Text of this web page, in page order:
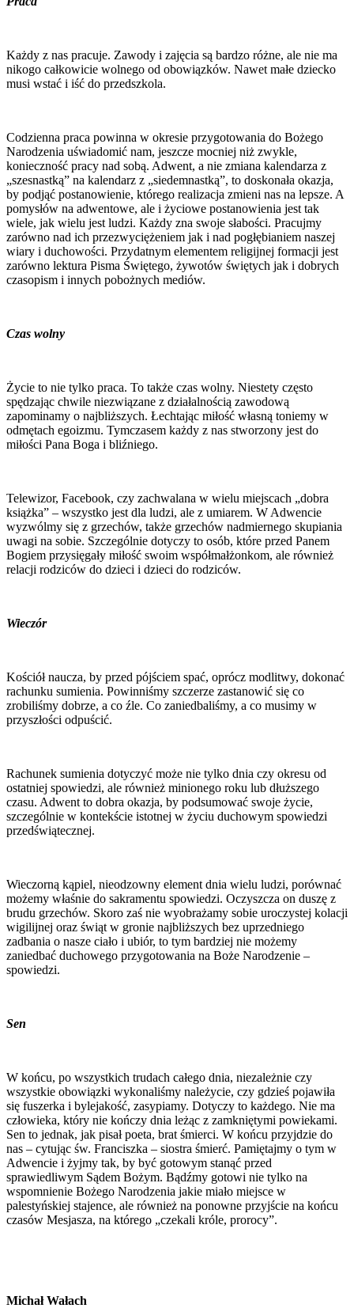
Każdy z nas pracuje. Zawody i zajęcia są bardzo różne, ale nie ma
nikogo całkowicie wolnego od obowiązków. Nawet małe dziecko
musi wstać i iść do przedszkola.
Codzienna praca powinna w okresie przygotowania do Bożego
Narodzenia uświadomić nam, jeszcze mocniej niż zwykle,
konieczność pracy nad sobą. Adwent, a nie zmiana kalendarza z
„szesnastką” na kalendarz z „siedemnastką”, to doskonała okazja,
by podjąć postanowienie, którego realizacja zmieni nas na lepsze. A
pomysłów na adwentowe, ale i życiowe postanowienia jest tak
wiele, jak wielu jest ludzi. Każdy zna swoje słabości. Pracujmy
zarówno nad ich przezwyciężeniem jak i nad pogłębianiem naszej
wiary i duchowości. Przydatnym elementem religijnej formacji jest
zarówno lektura Pisma Świętego, żywotów świętych jak i dobrych
czasopism i innych pobożnych mediów.
Czas wolny
Życie to nie tylko praca. To także czas wolny. Niestety często
spędzając chwile niezwiązane z działalnością zawodową
zapominamy o najbliższych. Łechtając miłość własną toniemy w
odmętach egoizmu. Tymczasem każdy z nas stworzony jest do
miłości Pana Boga i bliźniego.
Telewizor, Facebook, czy zachwalana w wielu miejscach „dobra
książka” – wszystko jest dla ludzi, ale z umiarem. W Adwencie
wyzwólmy się z grzechów, także grzechów nadmiernego skupiania
uwagi na sobie. Szczególnie dotyczy to osób, które przed Panem
Bogiem przysięgały miłość swoim współmałżonkom, ale również
relacji rodziców do dzieci i dzieci do rodziców.
Wieczór
Kościół naucza, by przed pójściem spać, oprócz modlitwy, dokonać
rachunku sumienia. Powinniśmy szczerze zastanowić się co
zrobiliśmy dobrze, a co źle. Co zaniedbaliśmy, a co musimy w
przyszłości odpuścić.
Rachunek sumienia dotyczyć może nie tylko dnia czy okresu od
ostatniej spowiedzi, ale również minionego roku lub dłuższego
czasu. Adwent to dobra okazja, by podsumować swoje życie,
szczególnie w kontekście istotnej w życiu duchowym spowiedzi
przedświątecznej.
Wieczorną kąpiel, nieodzowny element dnia wielu ludzi, porównać
możemy właśnie do sakramentu spowiedzi. Oczyszcza on duszę z
brudu grzechów. Skoro zaś nie wyobrażamy sobie uroczystej kolacji
wigilijnej oraz świąt w gronie najbliższych bez uprzedniego
zadbania o nasze ciało i ubiór, to tym bardziej nie możemy
zaniedbać duchowego przygotowania na Boże Narodzenie –
spowiedzi.
Sen
W końcu, po wszystkich trudach całego dnia, niezależnie czy
wszystkie obowiązki wykonaliśmy należycie, czy gdzieś pojawiła
się fuszerka i bylejakość, zasypiamy. Dotyczy to każdego. Nie ma
człowieka, który nie kończy dnia leżąc z zamkniętymi powiekami.
Sen to jednak, jak pisał poeta, brat śmierci. W końcu przyjdzie do
nas – cytując św. Franciszka – siostra śmierć. Pamiętajmy o tym w
Adwencie i żyjmy tak, by być gotowym stanąć przed
sprawiedliwym Sądem Bożym. Bądźmy gotowi nie tylko na
wspomnienie Bożego Narodzenia jakie miało miejsce w
palestyńskiej stajence, ale również na ponowne przyjście na końcu
czasów Mesjasza, na którego „czekali króle, prorocy”.
Michał Wałach